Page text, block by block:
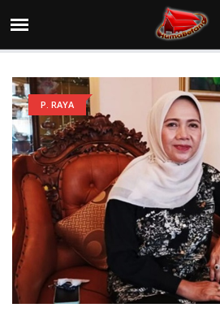
P. RAYA